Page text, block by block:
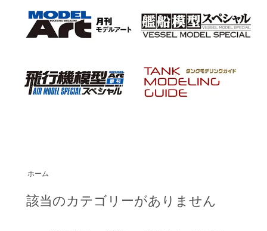
ホーム
該当のカテゴリーがありません